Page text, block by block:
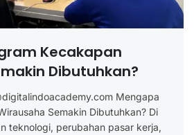
Kecakapan
Dibutuhkan?
Mengapa
Semakin Dibutuhkan? Di
teknologi, perubahan pasar kerja,